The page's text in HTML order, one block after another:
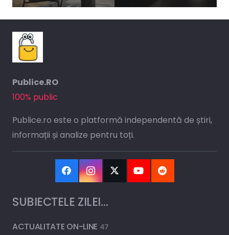
Publice.RO
100% public
Publice.ro este o platformă independentă de știri,
informații și analize pentru toți.
SUBIECTELE ZILEI…
ACTUALITATE ON-LINE 47